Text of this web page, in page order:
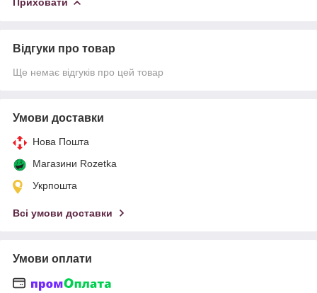
Відгуки про товар
Ще немає відгуків про цей товар
Умови доставки
Нова Пошта
Магазини Rozetka
Укрпошта
Всі умови доставки
Умови оплати